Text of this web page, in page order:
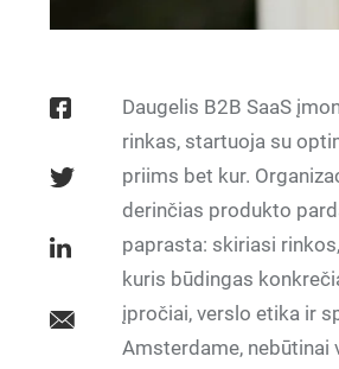
Daugelis B2B SaaS
rinkas, startuoja su
priims bet kur.
derinčias produkto
paprasta: skiriasi
kuris būdingas
įpročiai, verslo etika ir
Amsterdame, nebūtinai